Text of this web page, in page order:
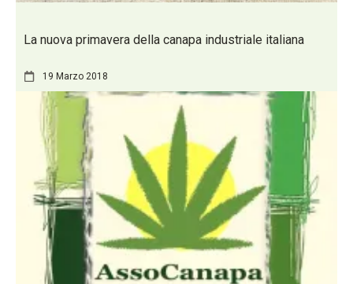
La nuova primavera della canapa industriale italiana
19 Marzo 2018